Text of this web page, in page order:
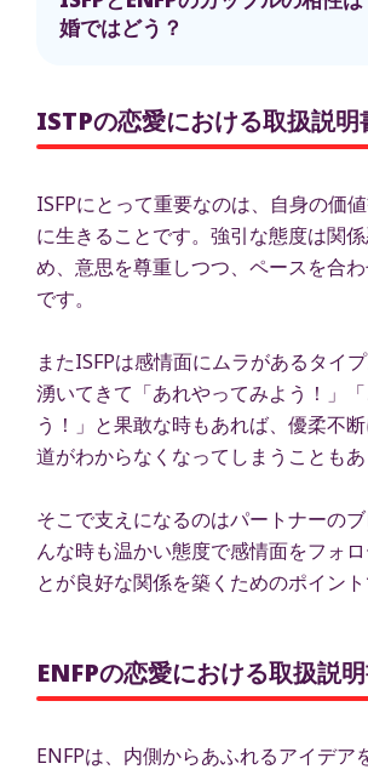
婚ではどう？
ISTPの恋愛における取扱説明
ISFPにとって重要なのは、自身の価
に生きることです。強引な態度は関
め、意思を尊重しつつ、ペースを合
です。
またISFPは感情面にムラがあるタイ
湧いてきて「あれやってみよう！」
う！」と果敢な時もあれば、優柔不
道がわからなくなってしまうこともあ
そこで支えになるのはパートナーの
んな時も温かい態度で感情面をフォ
とが良好な関係を築くためのポイント
ENFPの恋愛における取扱説
ENFPは、内側からあふれるアイデア